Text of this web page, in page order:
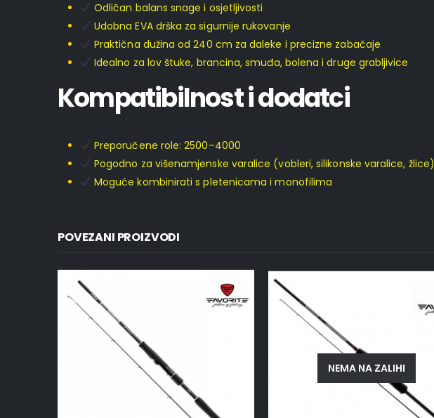
Odličan balans snage i osjetljivosti
Udobna EVA drška za sigurnije rukovanje
Praktična dužina od 240 cm za daleke i precizne zabačaje
Idealno za lov štuke, brancina, smuđa, bolena i druge grabljivice
Kompatibilnost i dodatci
Preporučene role: 2500–4000
Pogodno za višenamjenske varalice (vobleri, silikonske varalice, žlice)
Moguće kombinirati s pletenicama i monofilima
POVEZANI PROIZVODI
NEMA NA ZALIHI